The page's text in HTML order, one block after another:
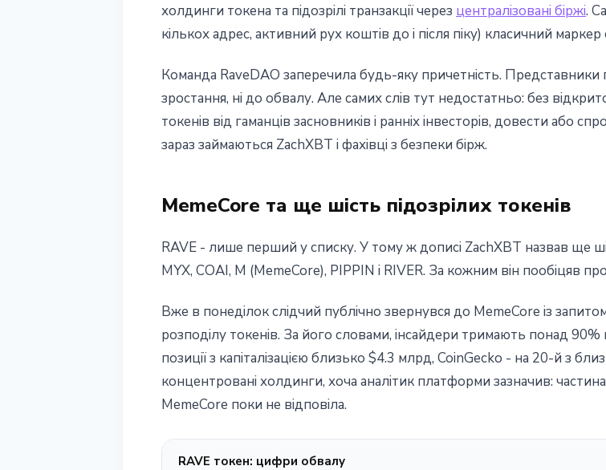
холдинги токена та підозрілі транзакції через централізовані біржі.
кількох адрес, активний рух коштів до і після піку) класичний
Команда RaveDAO заперечила будь-яку причетність.
зростання, ні до обвалу. Але самих слів тут недостатньо: без
токенів від гаманців засновників і ранніх інвесторів, довести або
зараз займаються ZachXBT і фахівці з безпеки бірж.
MemeCore та ще шість підозрілих токенів
RAVE - лише перший у списку. У тому ж дописі ZachXBT назвав ще
MYX, COAI, M (MemeCore), PIPPIN і RIVER. За кожним він пообіцяв
Вже в понеділок слідчий публічно звернувся до MemeCore із
розподілу токенів. За його словами, інсайдери тримають понад
позиції з капіталізацією близько $4.3 млрд, CoinGecko - на 20-й з
концентровані холдинги, хоча аналітик платформи зазначив:
MemeCore поки не відповіла.
RAVE токен: цифри обвалу